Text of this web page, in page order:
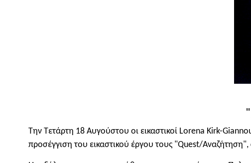
Την Τετάρτη 18 Αυγούστου οι εικαστικοί Lorena Kirk-
προσέγγιση του εικαστικού έργου τους "Quest/